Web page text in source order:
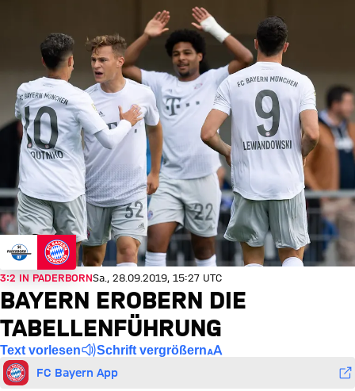
3:2 IN PADERBORNSa., 28.09.2019, 15:27 UTC
BAYERN EROBERN DIE
TABELLENFÜHRUNG
Text vorlesen Schrift vergrößern
FC Bayern App